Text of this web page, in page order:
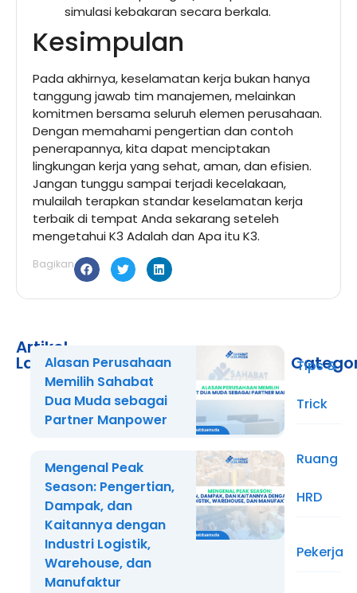
simulasi kebakaran secara berkala.
Kesimpulan
Pada akhirnya, keselamatan kerja bukan hanya
tanggung jawab tim manajemen, melainkan
komitmen bersama seluruh elemen perusahaan.
Dengan memahami pengertian dan contoh
penerapannya, kita dapat menciptakan
lingkungan kerja yang sehat, aman, dan efisien.
Jangan tunggu sampai terjadi kecelakaan,
mulailah terapkan standar keselamatan kerja
terbaik di tempat Anda sekarang seteleh
mengetahui K3 Adalah dan Apa itu K3.
Bagikan
Artikel
Lainnya
Alasan Perusahaan
Memilih Sahabat
Dua Muda sebagai
Partner Manpower
Mengenal Peak
Season: Pengertian,
Dampak, dan
Kaitannya dengan
Industri Logistik,
Warehouse, dan
Manufaktur
Tips &
Trick
Ruang
HRD
Pekerja